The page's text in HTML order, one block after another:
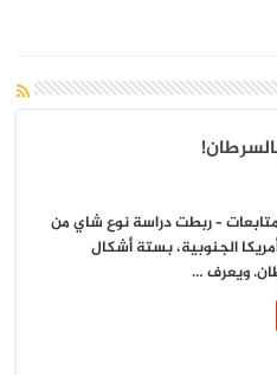
متابعات – ربطت دراسة نوع شاي من
الجنوبية، بستة أشكال
ويعرف …